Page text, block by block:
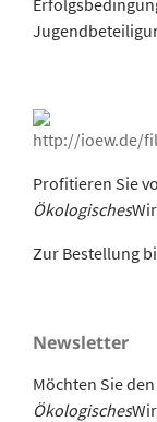
Profitieren Sie
Ökologisches
Zur Bestellung
Newsletter
Möchten Sie
Ökologisches